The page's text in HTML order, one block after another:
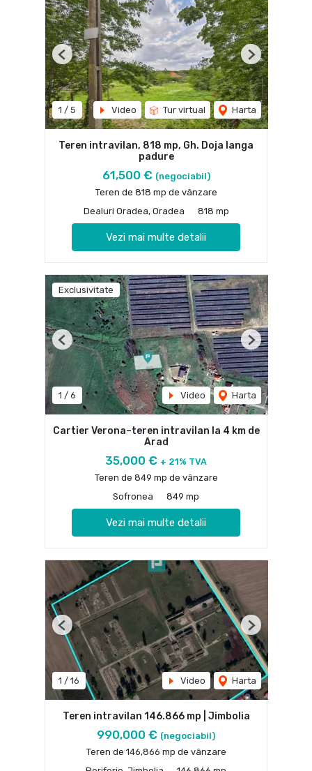
1 / 5 Video Tur virtual Harta
Previous Next
Teren intravilan, 818 mp, Gh. Doja langa
padure
61,500 € (negociabil)
Teren de 818 mp de vânzare
Dealuri Oradea, Oradea
818 mp
Vezi mai multe detalii
Exclusivitate
1 / 6 Video Harta
Previous Next
Cartier Verona–teren intravilan la 4 km de
Arad
35,000 € + 21% TVA
Teren de 849 mp de vânzare
Sofronea
849 mp
Vezi mai multe detalii
1 / 16 Video Harta
Previous Next
Teren intravilan 146.866 mp | Jimbolia
990,000 € (negociabil)
Teren de 146,866 mp de vânzare